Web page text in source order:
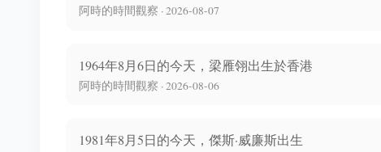
阿時的時間觀察 · 2026-08-07
1964年8月6日的今天，梁雁翎出生於香港
阿時的時間觀察 · 2026-08-06
1981年8月5日的今天，傑斯·威廉斯出生